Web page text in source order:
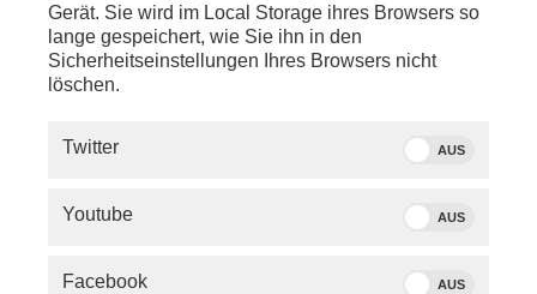
SERVICE
Gerät. Sie wird im Local Storage ihres Browsers so
lange gespeichert, wie Sie ihn in den
Sicherheitseinstellungen Ihres Browsers nicht
löschen.
Twitter AUS
Youtube AUS
Facebook AUS